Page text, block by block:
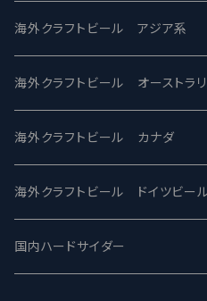
2nd Story Ale Works -セカンド
ビアへるん - Beer Hearn
忽布古丹醸造 - HOP KOTAN
ワイマーケットブルーイング
志賀高原ビール - SIGAKOGEN
Maui マウイ
Toppling Goliath トップリンゴ
Fair State フェアステイト
Lagunitas ラグニタス
FirestoneWalker ファイアスト
UnBarred -アンバード
SAIREN /サイレン
ワイルドチャイルド - Wilde Child
BrewDog Brewery - ブリュード
The Flying Inn / ザ フライイング
海外クラフトビール アジア系
gweilo-鬼佬 グウァイロ
Heart Of Darkness - ハートオブ
Carbon brews -カーボン
TAIHU - タイフー
海外クラフトビール オーストラリ
ROCKY RIDGE - ロッキーリッジ
BODRIGGY BREWING ボッド
CO-CONSPIRATORS コ・コン
海外クラフトビール カナダ
Jackie O's ジャッキーオーズ
Westbrook ウェストブルック
海外クラフトビール ドイツビー
Karmeliten カーメリテン
国内ハードサイダー